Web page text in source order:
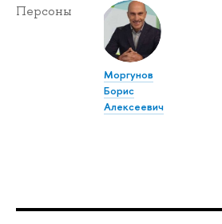
Персоны
Моргунов
Борис
Алексеевич